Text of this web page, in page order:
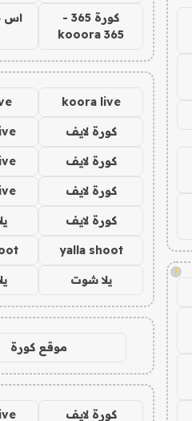
!
كورة 365 -
kooora 365
koora live
كورة لايف
كورة لايف
كورة لايف
كورة لايف
yalla shoot
يلا شوت
موقع كورة
كورة لايف